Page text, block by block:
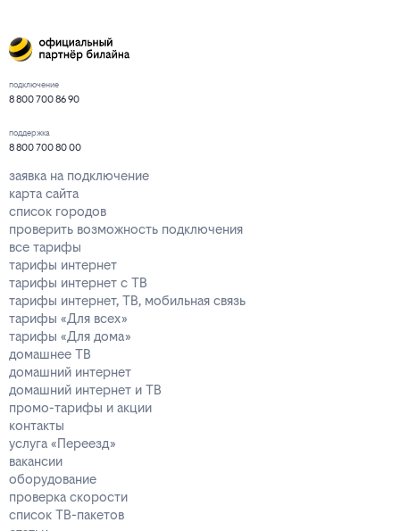
подключение
8 800 700 86 90
поддержка
8 800 700 80 00
заявка на подключение
карта сайта
список городов
проверить возможность подключения
все тарифы
тарифы интернет
тарифы интернет с ТВ
тарифы интернет, ТВ, мобильная связь
тарифы «Для всех»
тарифы «Для дома»
домашнее ТВ
домашний интернет
домашний интернет и ТВ
промо-тарифы и акции
контакты
услуга «Переезд»
вакансии
оборудование
проверка скорости
список ТВ-пакетов